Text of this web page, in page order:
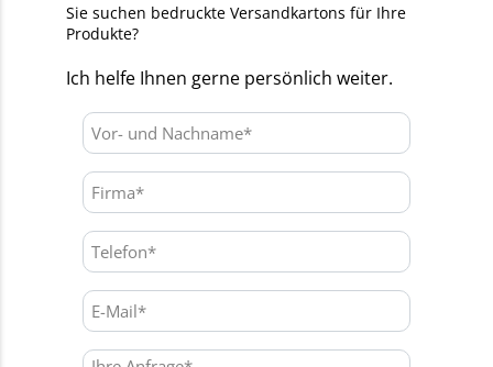
Sie suchen bedruckte Versandkartons für Ihre
Produkte?
Ich helfe Ihnen gerne persönlich weiter.